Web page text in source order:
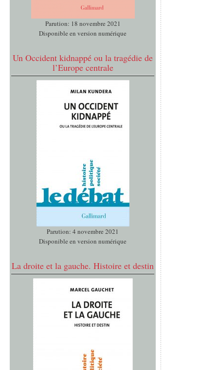
Parution: 18 novembre 2021
Disponible en version numérique
Un Occident kidnappé ou la tragédie de
l’Europe centrale
Parution: 4 novembre 2021
Disponible en version numérique
La droite et la gauche. Histoire et destin